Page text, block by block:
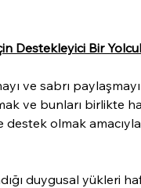
Destekleyici Bir
ve sabrı
ve bunları birlikte
olmak
duygusal yükleri